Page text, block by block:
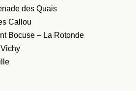
des Quais
Callou
Bocuse – La Rotonde